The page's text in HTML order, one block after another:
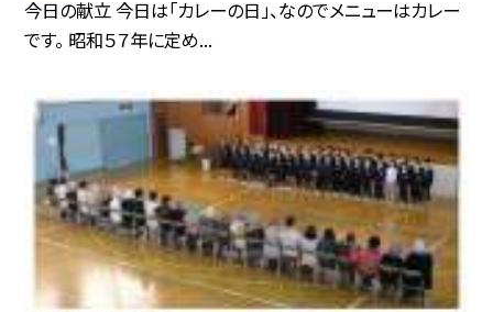
今日の献立 今日は「カレーの日」、なのでメニューはカレー
です。 昭和５７年に定め...